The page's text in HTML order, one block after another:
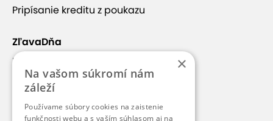
Pripísanie kreditu z poukazu
ZľavaDňa
Náš príbeh
Kontakt
Kariéra
×
Na vašom súkromí nám
záleží
Používame súbory cookies na zaistenie
funkčnosti webu a s vaším súhlasom aj na